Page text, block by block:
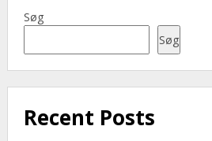
Søg
Søg
Recent Posts